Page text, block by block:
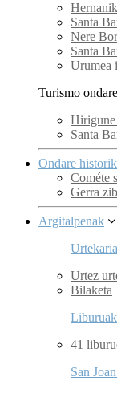
Santa
Nere
Santa
Urumea
Turismo
Santa
Ondare
Cométe
Gerra
Argitalpenak
Urtez
Bilaketa
Liburuak
41
San